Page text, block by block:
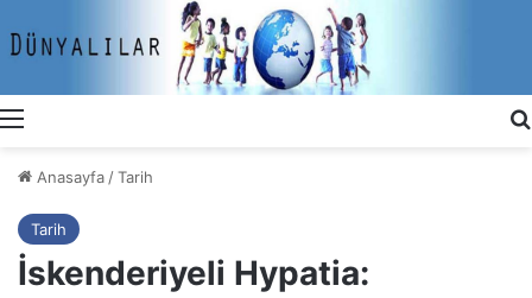
Menü
Anasayfa /Tarih
Tarih
İskenderiyeli Hypatia: